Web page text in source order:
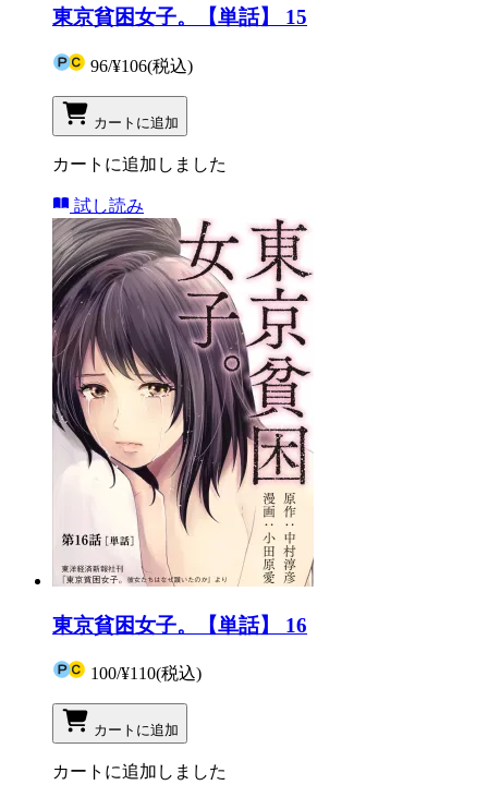
東京貧困女子。【単話】 15
96/¥106(税込)
カートに追加
カートに追加しました
試し読み
東京貧困女子。【単話】 16
100/¥110(税込)
カートに追加
カートに追加しました